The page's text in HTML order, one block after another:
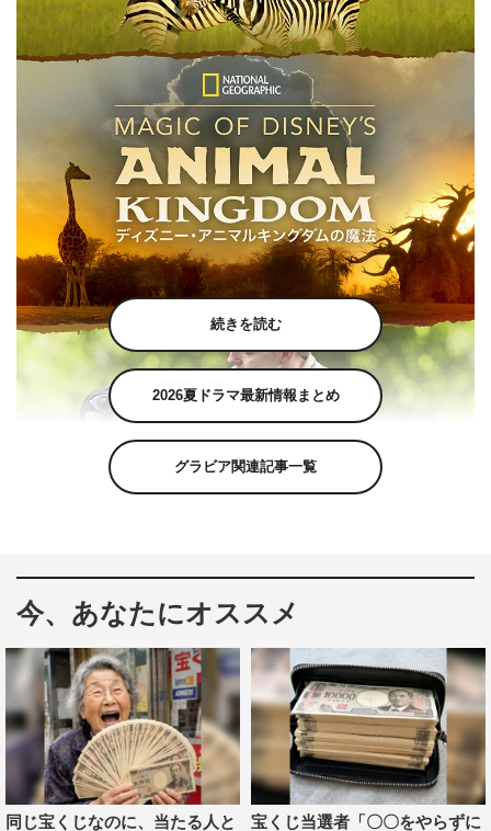
ナショナルジオグラフィック作品『Magic of Disney’s
Animal Kingdom ディズニー･アニマルキングダムの魔法』
がディズニープラスで日本初独占配信中。
本作は、アメリカ・フロリダ州のウォルト・ディズニー・
ワールド・リゾートにある自然や動物、冒険をテーマとし
た世界最大のディズニー・テーマパーク「ディズニー・ア
続きを読む
2026夏ドラマ最新情報まとめ
グラビア関連記事一覧
今、あなたにオススメ
同じ宝くじなのに、当たる人と
宝くじ当選者「〇〇をやらずに